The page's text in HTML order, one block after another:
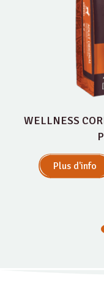
WELLNESS
Plus d'info